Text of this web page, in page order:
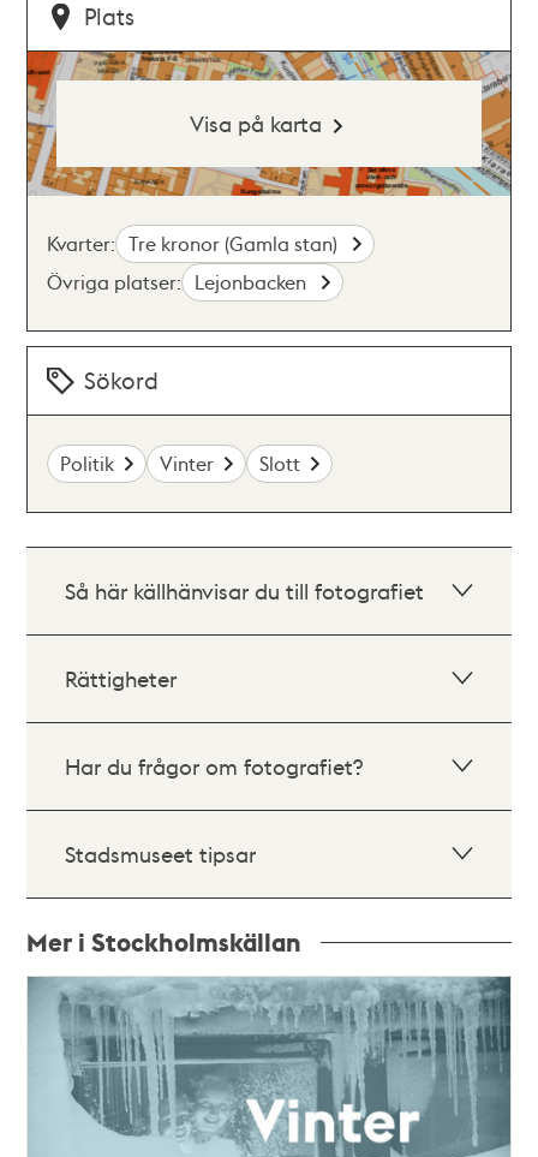
Plats
Visa på karta
Kvarter: Tre kronor (Gamla stan)
Övriga platser: Lejonbacken
Sökord
Politik Vinter Slott
Så här källhänvisar du till fotografiet
Rättigheter
Har du frågor om fotografiet?
Stadsmuseet tipsar
Mer i Stockholmskällan
Relaterade
poster
teman